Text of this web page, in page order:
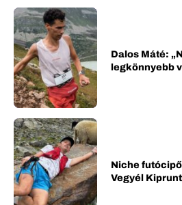
Dalos Máté:
legkönnyebb
Niche
Vegyél